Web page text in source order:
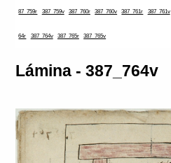
87_759r 387_759v 387_760r 387_760v 387_761r 387_761v
64r 387_764v 387_765r 387_765v
Lámina - 387_764v